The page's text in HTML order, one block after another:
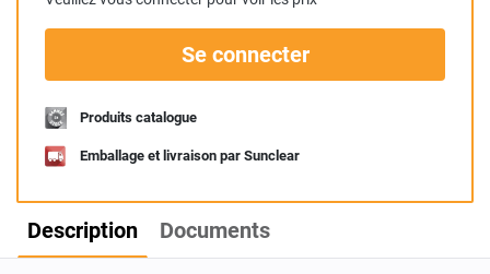
Se connecter
Produits catalogue
Emballage et livraison par Sunclear
Description Documents